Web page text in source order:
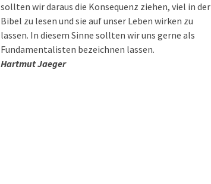
sollten wir daraus die Konsequenz ziehen, viel in der
Bibel zu lesen und sie auf unser Leben wirken zu
lassen. In diesem Sinne sollten wir uns gerne als
Fundamentalisten bezeichnen lassen.
Hartmut Jaeger